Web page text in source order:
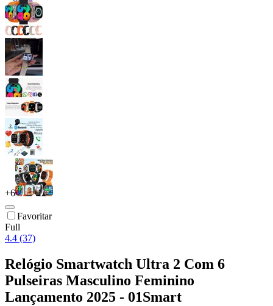
+6
Favoritar
Full
4.4 (37)
Relógio Smartwatch Ultra 2 Com 6
Pulseiras Masculino Feminino
Lançamento 2025 - 01Smart